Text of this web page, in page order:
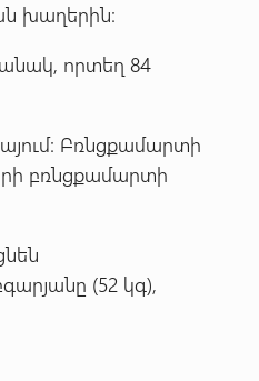
խաղերին:
որտեղ 84
Բռնցքամարտի
բռնցքամարտի
(52 կգ),